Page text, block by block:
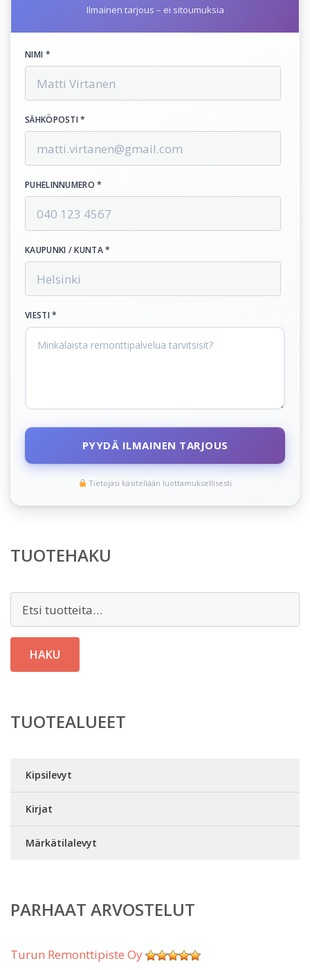
Ilmainen tarjous – ei sitoumuksia
NIMI *
SÄHKÖPOSTI *
PUHELINNUMERO *
KAUPUNKI / KUNTA *
VIESTI *
PYYDÄ ILMAINEN TARJOUS
Tietojasi käsitellään luottamuksellisesti
TUOTEHAKU
HAKU
TUOTEALUEET
Kipsilevyt
Kirjat
Märkätilalevyt
PARHAAT ARVOSTELUT
Turun Remonttipiste Oy